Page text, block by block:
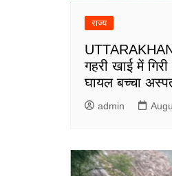
राज्य
गहरी खाई में
घायल बच्चा
admin